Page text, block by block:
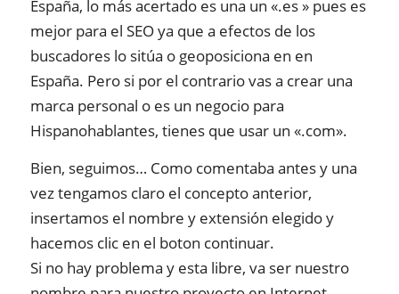
España, lo más acertado es una un «.es » pues es
mejor para el SEO ya que a efectos de los
buscadores lo sitúa o geoposiciona en en
España. Pero si por el contrario vas a crear una
marca personal o es un negocio para
Hispanohablantes, tienes que usar un «.com».
Bien, seguimos… Como comentaba antes y una
vez tengamos claro el concepto anterior,
insertamos el nombre y extensión elegido y
hacemos clic en el boton continuar.
Si no hay problema y esta libre, va ser nuestro